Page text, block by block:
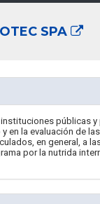
SPA
públicas
en la evaluación de
en general, a
por la nutrida